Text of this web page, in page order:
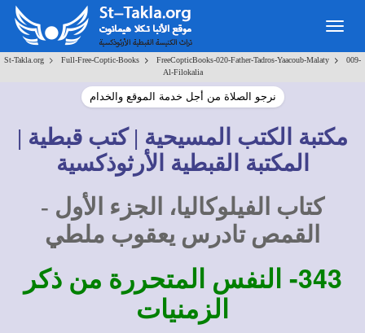
St-Takla.org > Full-Free-Coptic-Books > FreeCopticBooks-020-Father-Tadros-Yaacoub-Malaty >
009-
Al-Filokalia
نرجو الصلاة من أجل خدمة الموقع والخدام
مكتبة الكتب المسيحية | كتب قبطية |
المكتبة القبطية الأرثوذكسية
كتاب الفيلوكاليا، الجزء الأول -
القمص تادرس يعقوب ملطي
343-
النفس المتحررة من ذكر
الزمنيات